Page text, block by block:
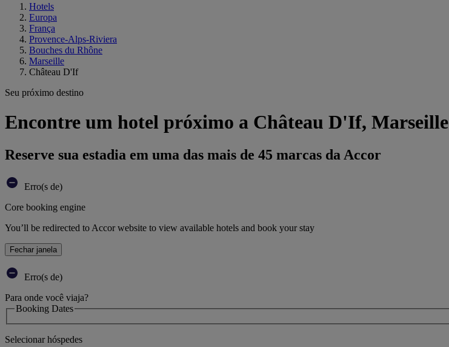
Hotels
Europa
França
Provence-Alps-Riviera
Bouches du Rhône
Marseille
Château D'If
Seu próximo destino
Encontre um hotel próximo a Château D'If, Marseille
Reserve sua estadia em uma das mais de 45 marcas da Accor
Erro(s de)
Core booking engine
You’ll be redirected to Accor website to view available hotels and book your stay
Fechar janela
Erro(s de)
Para onde você viaja?
Booking Dates
Selecionar hóspedes